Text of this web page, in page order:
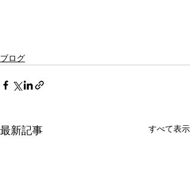
ブログ
最新記事 すべて表示